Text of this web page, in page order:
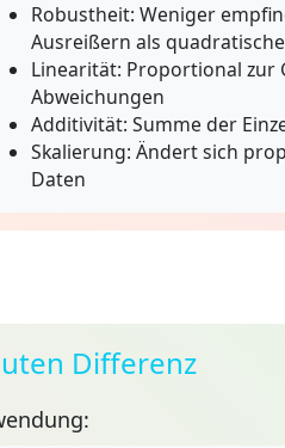
Robustheit: Weniger
Ausreißern als
Linearität: Proportional zur
Abweichungen
Additivität: Summe der
Skalierung: Ändert sich
Daten
Differenz